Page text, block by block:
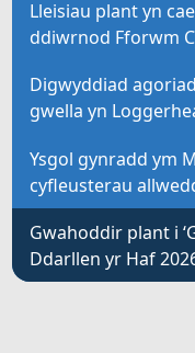
Lleisiau plant yn
ddiwrnod Fforwm
Digwyddiad
gwella yn
Ysgol gynradd ym
cyfleusterau
Gwahoddir plant i
Ddarllen yr Haf